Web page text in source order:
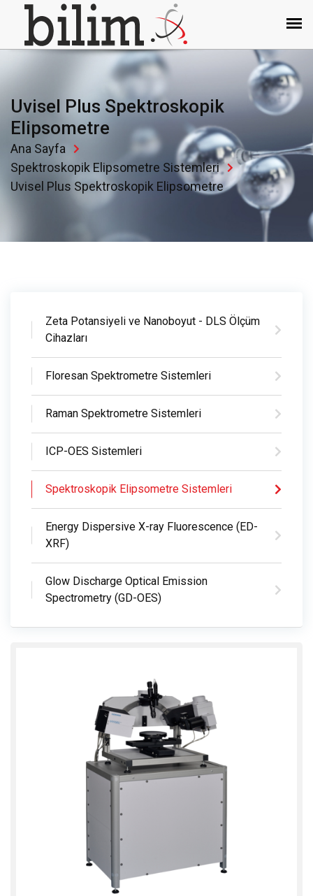
Uvisel Plus Spektroskopik
Elipsometre
Ana Sayfa
Spektroskopik Elipsometre Sistemleri
Uvisel Plus Spektroskopik Elipsometre
Zeta Potansiyeli ve Nanoboyut - DLS Ölçüm
Cihazları
Floresan Spektrometre Sistemleri
Raman Spektrometre Sistemleri
ICP-OES Sistemleri
Spektroskopik Elipsometre Sistemleri
Energy Dispersive X-ray Fluorescence (ED-
XRF)
Glow Discharge Optical Emission
Spectrometry (GD-OES)